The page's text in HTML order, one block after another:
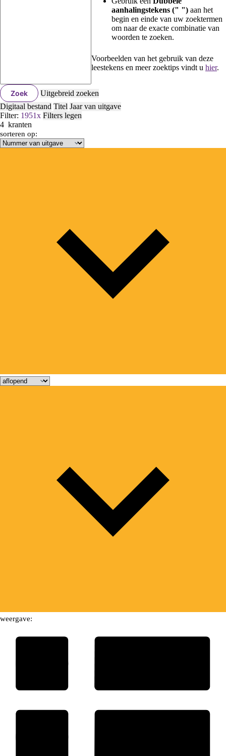
aanhalingstekens (" ") aan het
begin en einde van uw zoektermen
om naar de exacte combinatie van
woorden te zoeken.
Voorbeelden van het gebruik van deze
leestekens en meer zoektips vindt u hier.
Zoek
Uitgebreid zoeken
Digitaal bestand Titel Jaar van uitgave
Filter: 1951x Filters legen
4 kranten
sorteren op:
weergave: